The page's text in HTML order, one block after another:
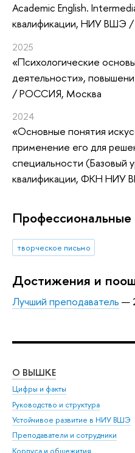
Academic English.
квалификации, НИУ ВШЭ
2025
«Психологические
деятельности»,
/ РОССИЯ, Москва
2024
«Основные понятия
применение его для
специальности (Базовый
квалификации, ФКН НИУ
творческое письмо
Достижения и
Лучший преподаватель —
О ВЫШКЕ
Цифры и факты
Руководство и структура
Устойчивое развитие в НИУ ВШЭ
Преподаватели и сотрудники
Корпуса и общежития